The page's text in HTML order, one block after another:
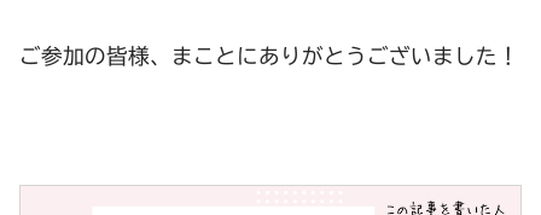
ご参加の皆様、まことにありがとうございました！